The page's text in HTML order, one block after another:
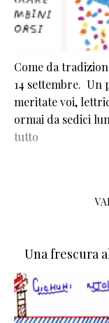
Come da
14 settembre. Un
meritate voi,
ormai da sedici
tutto
Una frescura